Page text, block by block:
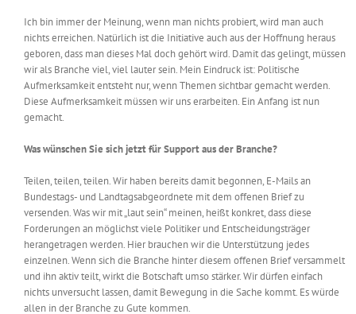
Ich bin immer der Meinung, wenn man nichts probiert, wird man auch
nichts erreichen. Natürlich ist die Initiative auch aus der Hoffnung heraus
geboren, dass man dieses Mal doch gehört wird. Damit das gelingt, müssen
wir als Branche viel, viel lauter sein. Mein Eindruck ist: Politische
Aufmerksamkeit entsteht nur, wenn Themen sichtbar gemacht werden.
Diese Aufmerksamkeit müssen wir uns erarbeiten. Ein Anfang ist nun
gemacht.
Was wünschen Sie sich jetzt für Support aus der Branche?
Teilen, teilen, teilen. Wir haben bereits damit begonnen, E-Mails an
Bundestags- und Landtagsabgeordnete mit dem offenen Brief zu
versenden. Was wir mit „laut sein“ meinen, heißt konkret, dass diese
Forderungen an möglichst viele Politiker und Entscheidungsträger
herangetragen werden. Hier brauchen wir die Unterstützung jedes
einzelnen. Wenn sich die Branche hinter diesem offenen Brief versammelt
und ihn aktiv teilt, wirkt die Botschaft umso stärker. Wir dürfen einfach
nichts unversucht lassen, damit Bewegung in die Sache kommt. Es würde
allen in der Branche zu Gute kommen.